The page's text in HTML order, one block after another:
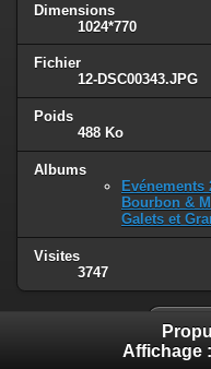
Dimensions
1024*770
Fichier
12-DSC00343.JPG
Poids
488 Ko
Albums
Evénements
Bourbon &
Galets et
Visites
3747
Affichage :